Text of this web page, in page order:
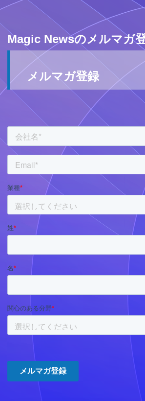
Magic Newsのメルマガ
メルマガ登録